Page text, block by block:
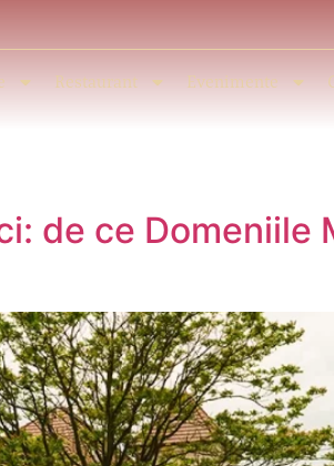
Restaurant Evenimente
de ce Domeniile